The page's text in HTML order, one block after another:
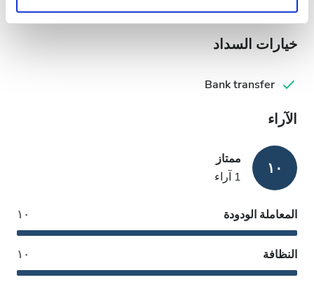
Lauren Jones
خيارات السداد
Bank transfer
الآراء
١٠
ممتاز
1 آراء
المعاملة الودودة ١٠
النظافة ١٠